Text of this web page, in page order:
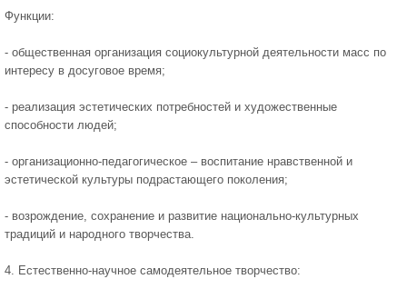
Функции:
- общественная организация социокультурной деятельности масс по
интересу в досуговое время;
- реализация эстетических потребностей и художественные
способности людей;
- организационно-педагогическое – воспитание нравственной и
эстетической культуры подрастающего поколения;
- возрождение, сохранение и развитие национально-культурных
традиций и народного творчества.
4. Естественно-научное самодеятельное творчество: